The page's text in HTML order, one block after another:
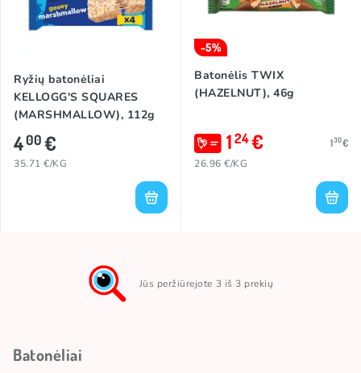
Ryžių batonėliai
KELLOGG'S SQUARES
(MARSHMALLOW), 112g
400€
35.71 €/KG
-5%
Batonėlis TWIX
(HAZELNUT), 46g
124€ 130€
26.96 €/KG
Jūs peržiūrejote 3 iš 3 prekių
Batonėliai